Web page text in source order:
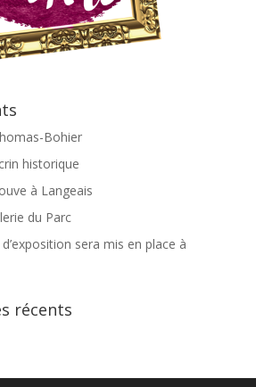
Bohier
historique
à Langeais
du Parc
sera mis en place à
récents